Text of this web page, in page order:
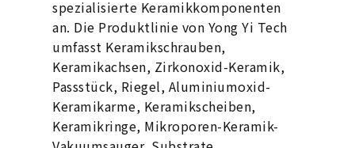
spezialisierte Keramikkomponenten
an. Die Produktlinie von Yong Yi Tech
umfasst Keramikschrauben,
Keramikachsen, Zirkonoxid-Keramik,
Passstück, Riegel, Aluminiumoxid-
Keramikarme, Keramikscheiben,
Keramikringe, Mikroporen-Keramik-